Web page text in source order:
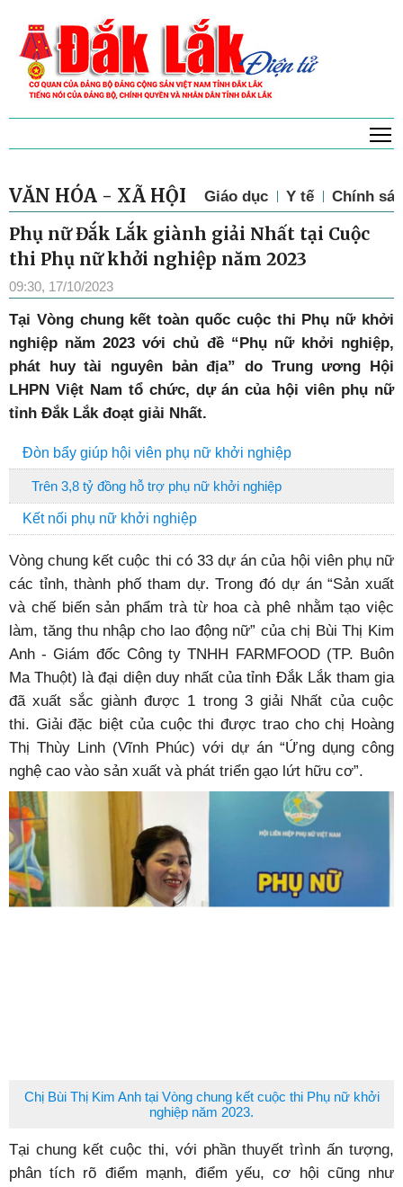
VĂN HÓA - XÃ HỘI Giáo dục Y tế Chính
Phụ nữ Đắk Lắk giành giải Nhất tại Cuộc
thi Phụ nữ khởi nghiệp năm 2023
09:30, 17/10/2023
Tại Vòng chung kết toàn quốc cuộc thi Phụ nữ khởi
nghiệp năm 2023 với chủ đề “Phụ nữ khởi nghiệp,
phát huy tài nguyên bản địa” do Trung ương Hội
LHPN Việt Nam tổ chức, dự án của hội viên phụ nữ
tỉnh Đắk Lắk đoạt giải Nhất.
Đòn bẩy giúp hội viên phụ nữ khởi nghiệp
Trên 3,8 tỷ đồng hỗ trợ phụ nữ khởi nghiệp
Kết nối phụ nữ khởi nghiệp
Vòng chung kết cuộc thi có 33 dự án của hội viên phụ nữ
các tỉnh, thành phố tham dự. Trong đó dự án “Sản xuất
và chế biến sản phẩm trà từ hoa cà phê nhằm tạo việc
làm, tăng thu nhập cho lao động nữ” của chị Bùi Thị Kim
Anh - Giám đốc Công ty TNHH FARMFOOD (TP. Buôn
Ma Thuột) là đại diện duy nhất của tỉnh Đắk Lắk tham gia
đã xuất sắc giành được 1 trong 3 giải Nhất của cuộc
thi. Giải đặc biệt của cuộc thi được trao cho chị Hoàng
Thị Thùy Linh (Vĩnh Phúc) với dự án “Ứng dụng công
nghệ cao vào sản xuất và phát triển gạo lứt hữu cơ”.
Chị Bùi Thị Kim Anh tại Vòng chung kết cuộc thi Phụ nữ khởi
nghiệp năm 2023.
Tại chung kết cuộc thi, với phần thuyết trình ấn tượng,
phân tích rõ điểm mạnh, điểm yếu, cơ hội cũng như